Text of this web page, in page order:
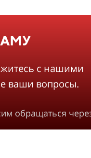
с нашими
ваши вопросы.
обращаться